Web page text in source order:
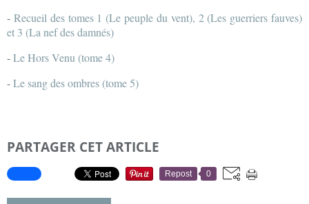
- Recueil des tomes 1 (Le peuple du vent), 2 (Les guerriers fauves)
et 3 (La nef des damnés)
-Le Hors Venu (tome 4)
-Le sang des ombres (tome 5)
PARTAGER CET ARTICLE
Repost 0